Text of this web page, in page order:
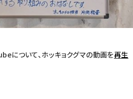
について、ホッキョクグマの動画を再生